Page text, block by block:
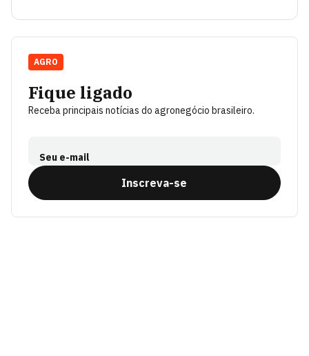
Fique ligado
Receba principais notícias do agronegócio brasileiro.
Seu e-mail
Inscreva-se
AGRO